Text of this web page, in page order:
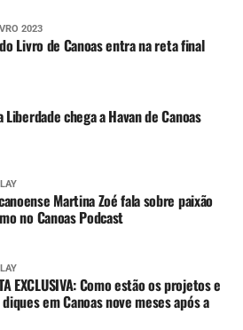
2023
Livro de Canoas entra na reta final
Liberdade chega a Havan de Canoas
Martina Zoé fala sobre paixão
no Canoas Podcast
EXCLUSIVA: Como estão os projetos e
em Canoas nove meses após a